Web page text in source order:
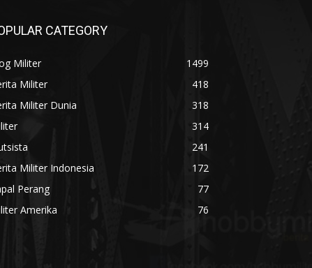
CATEGORY
Militer
1499
Militer
418
Militer Dunia
318
314
241
Militer Indonesia
172
Perang
77
Amerika
76